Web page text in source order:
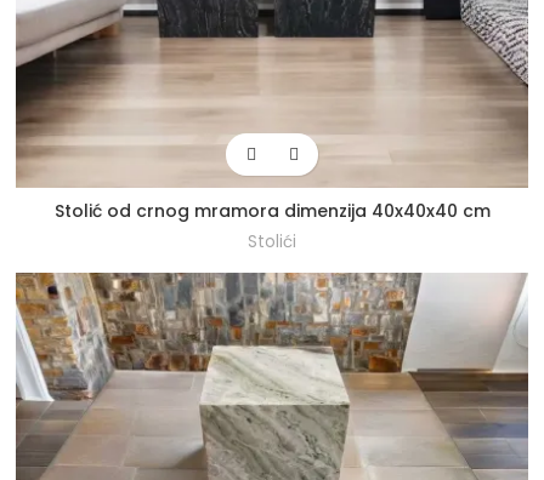
Stolić od crnog mramora dimenzija 40x40x40 cm
Stolići